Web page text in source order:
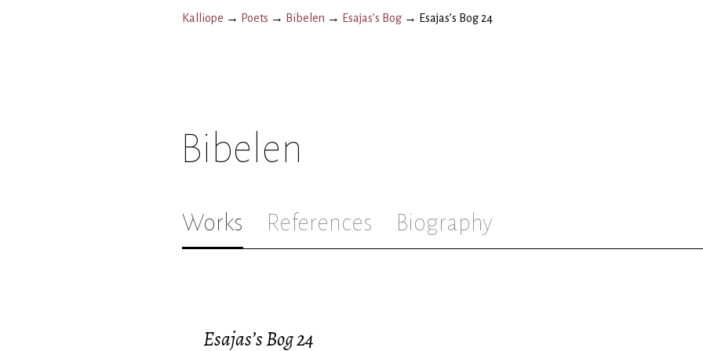
Kalliope → Poets → Bibelen → Esajas’s Bog → Esajas’s Bog 24
Bibelen
Works References Biography
Esajas’s Bog 24